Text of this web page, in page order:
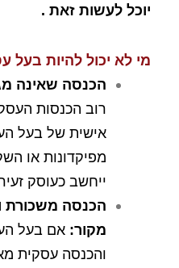
יוכל לעשות זאת .
מי לא יכול להיות בעל
הכנסה שאינה
רוב הכנסות
אישית של בעל
מפיקדונות או
ייחשב כעוסק
הכנסה משכורת
מקור: אם בעל
והכנסה עסקית